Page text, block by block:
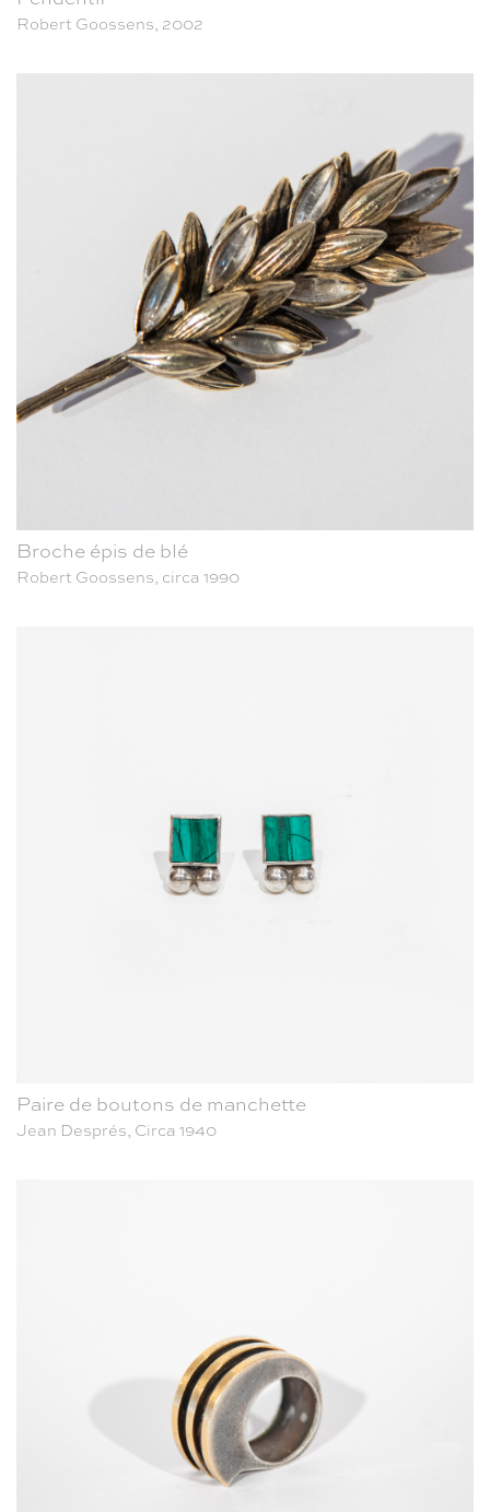
Robert Goossens, 2002
Broche épis de blé
Robert Goossens, circa 1990
Paire de boutons de manchette
Jean Després, Circa 1940